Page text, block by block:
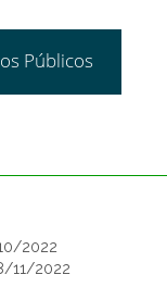
Públicos
2022
11/2022